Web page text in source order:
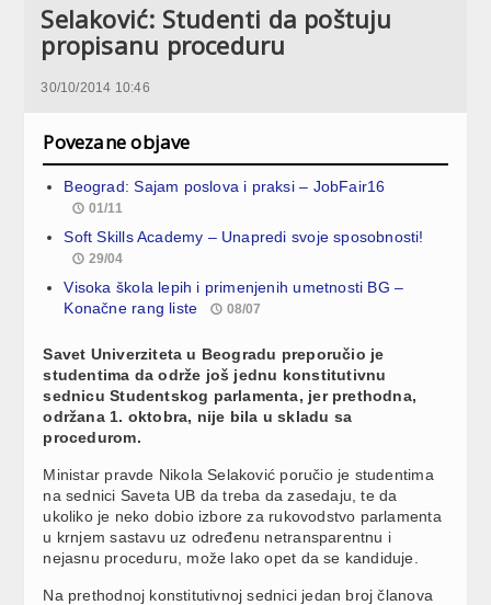
Selaković: Studenti da poštuju
propisanu proceduru
30/10/2014 10:46
Povezane objave
Beograd: Sajam poslova i praksi – JobFair16
01/11
Soft Skills Academy – Unapredi svoje sposobnosti!
29/04
Visoka škola lepih i primenjenih umetnosti BG –
Konačne rang liste
08/07
Savet Univerziteta u Beogradu preporučio je
studentima da održe još jednu konstitutivnu
sednicu Studentskog parlamenta, jer prethodna,
održana 1. oktobra, nije bila u skladu sa
procedurom.
Ministar pravde Nikola Selaković poručio je studentima
na sednici Saveta UB da treba da zasedaju, te da
ukoliko je neko dobio izbore za rukovodstvo parlamenta
u krnjem sastavu uz određenu netransparentnu i
nejasnu proceduru, može lako opet da se kandiduje.
Na prethodnoj konstitutivnoj sednici jedan broj članova